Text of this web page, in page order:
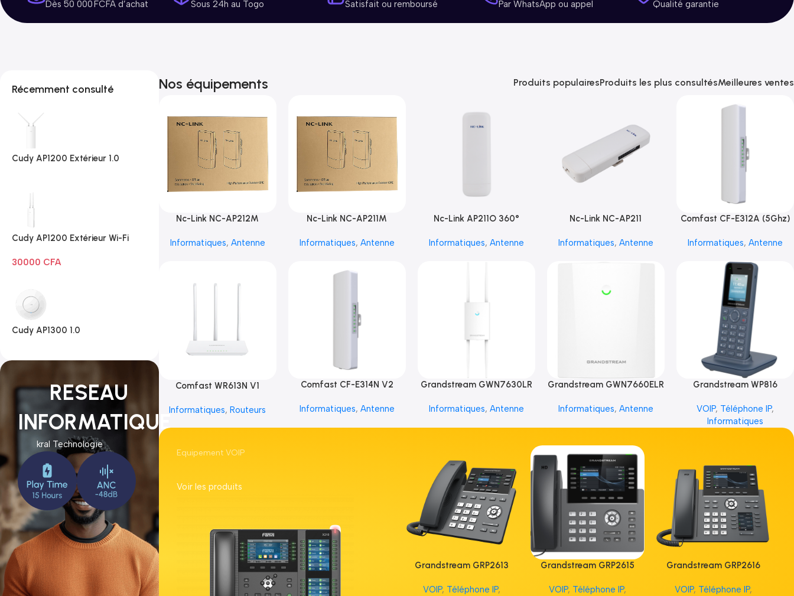
Dès 50 000 FCFA d’achat Sous 24h au Togo Satisfait ou remboursé Par WhatsApp ou appel Qualité garantie
Récemment consulté
Cudy AP1200 Extérieur 1.0
Cudy AP1200 Extérieur Wi-Fi
30000 CFA
Cudy AP1300 1.0
RESEAU
INFORMATIQUE
kral Technologie
Nos équipements Produits populairesProduits les plus consultésMeilleures ventes
Nc-Link NC-AP212M
Informatiques, Antenne
Nc-Link NC-AP211M
Informatiques, Antenne
Nc-Link AP211O 360°
Informatiques, Antenne
Nc-Link NC-AP211
Informatiques, Antenne
Comfast CF-E312A (5Ghz)
Informatiques, Antenne
Comfast WR613N V1
Informatiques,Routeurs
Comfast CF-E314N V2
Informatiques, Antenne
Grandstream GWN7630LR
Informatiques, Antenne
Grandstream GWN7660ELR
Informatiques, Antenne
Grandstream WP816
VOIP, Téléphone IP,
Informatiques
Equipement VOIP
Voir les produits
Grandstream GRP2613
VOIP, Téléphone IP,
Grandstream GRP2615
VOIP, Téléphone IP,
Grandstream GRP2616
VOIP, Téléphone IP,